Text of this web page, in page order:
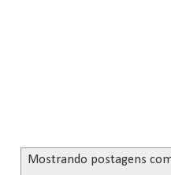
Mostrando postagens